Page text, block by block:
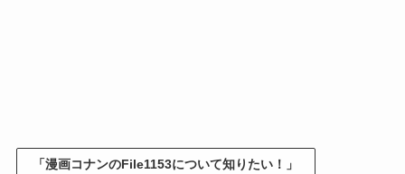
「漫画コナンのFile1153について知りたい！」